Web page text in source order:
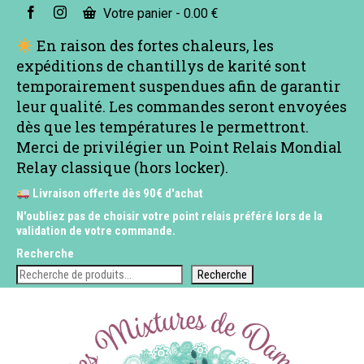
Votre panier - 0.00 €
En raison des fortes chaleurs, les
expéditions de chantillys de karité sont
temporairement suspendues afin de garantir
leur qualité. Les commandes seront envoyées
dès que les températures le permettront.
Merci de privilégier un Point Relais Mondial
Relay classique (hors locker).
Livraison offerte dès 90€ d'achat
N'oubliez pas de choisir votre point relais préféré lors de la
validation de votre commande.
Recherche
Recherche